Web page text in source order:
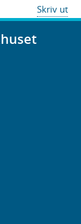
Skriv ut